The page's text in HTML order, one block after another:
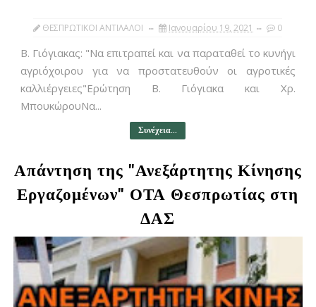
ΘΕΣΠΡΩΤΙΚΟΙ ΑΝΤΙΛΑΛΟΙ Ιανουαρίου 19, 2021 0
Β. Γιόγιακας: "Να επιτραπεί και να παραταθεί το κυνήγι
αγριόχοιρου για να προστατευθούν οι αγροτικές
καλλιέργειες"Ερώτηση Β. Γιόγιακα και Χρ.
ΜπουκώρουΝα...
Συνέχεια...
Απάντηση της "Ανεξάρτητης Κίνησης
Εργαζομένων" ΟΤΑ Θεσπρωτίας στη
ΔΑΣ